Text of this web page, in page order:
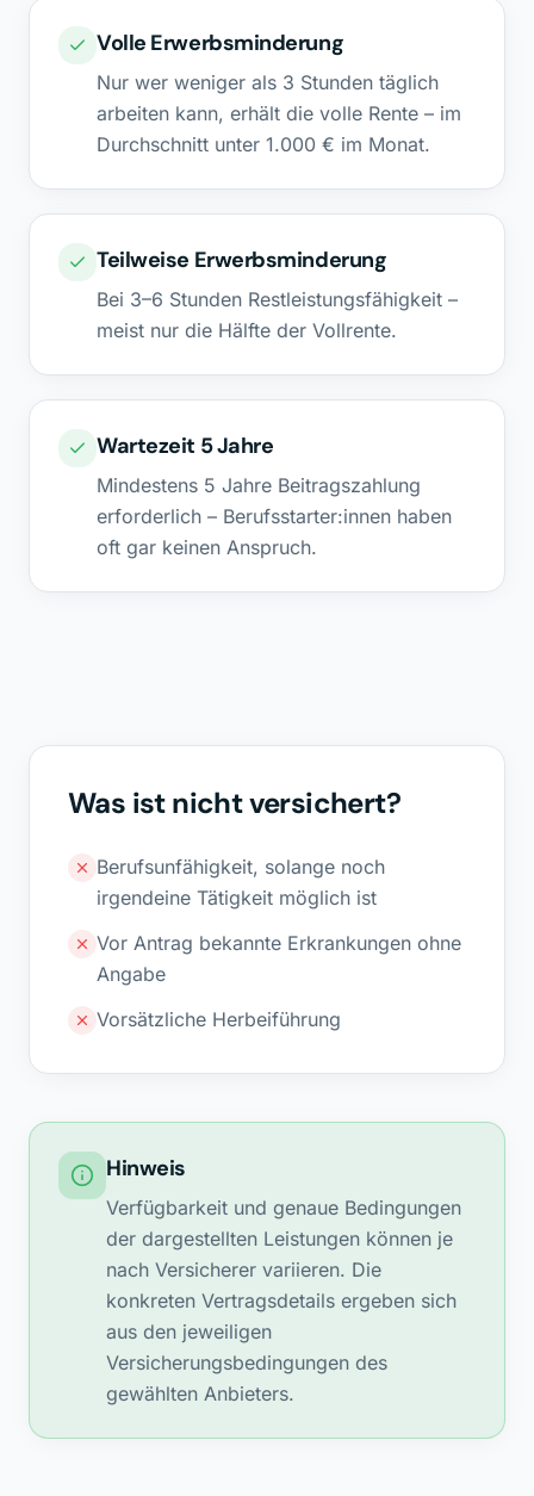
Volle Erwerbsminderung
Nur wer weniger als 3 Stunden täglich
arbeiten kann, erhält die volle Rente – im
Durchschnitt unter 1.000 € im Monat.
Teilweise Erwerbsminderung
Bei 3–6 Stunden Restleistungsfähigkeit –
meist nur die Hälfte der Vollrente.
Wartezeit 5 Jahre
Mindestens 5 Jahre Beitragszahlung
erforderlich – Berufsstarter:innen haben
oft gar keinen Anspruch.
Was ist nicht versichert?
Berufsunfähigkeit, solange noch
irgendeine Tätigkeit möglich ist
Vor Antrag bekannte Erkrankungen ohne
Angabe
Vorsätzliche Herbeiführung
Hinweis
Verfügbarkeit und genaue Bedingungen
der dargestellten Leistungen können je
nach Versicherer variieren. Die
konkreten Vertragsdetails ergeben sich
aus den jeweiligen
Versicherungsbedingungen des
gewählten Anbieters.